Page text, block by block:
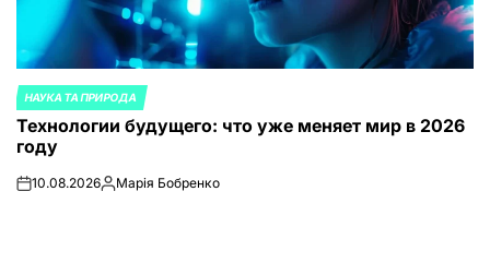
ОПУБЛИКОВАНО
В
НАУКА ТА ПРИРОДА
Технологии будущего: что уже меняет мир в 2026
году
on10.08.2026Запись
Марія Бобренко